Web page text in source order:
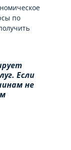
по
Если
не